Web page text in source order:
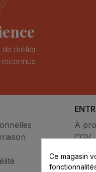
métier
À
CGV
Mon
Ce magasin